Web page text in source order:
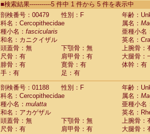
CebidaeSaguinus labiatus(0)
Cebidae Saguinus leucopus (0)
CebidaeSaguinus midas
CebidaeSaguinus mystax
CebidaeSaguinus nigricollis (1)
Cebidae Saguinus oedipus
Cebidae Saguinus weddelli
Cebidae Saguinusspp.
Cebidae Aotus trivirgatus
Cebidae Cebus albifrons
CebidaeCebus apella
Cebidae
CebidaeCebus nigrivittatus
Cebidae Cebusspp.(0)
Cebidae Saimiri boliviensis
■検索結果-----------5 件中 1 件から 5 件を表示中
剖検番号：00479
性別：F
年齢：
科名：Cercopithecidae
属名：
種小名： fascicularis
亜種小名
和名：カニクイザル
英名：
頭蓋骨：無
下顎骨：無
上腕骨：
尺骨：有
肩甲骨：有
大腿骨：
腓骨：有
寛骨：有
体幹：有
手：有
足：有
剖検番号：01188
性別：F
年齢：
科名：Cercopithecidae
属名：
種小名： mulatta
亜種小名
和名：アカゲザル
英名：
頭蓋骨：無
下顎骨：無
上腕骨：
尺骨：有
肩甲骨：有
大腿骨：